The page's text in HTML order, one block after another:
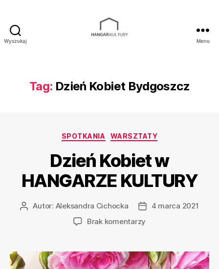
Wyszukaj Menu
Tag: Dzień Kobiet Bydgoszcz
Kategorie
SPOTKANIA WARSZTATY
Dzień Kobiet w
HANGARZE KULTURY
AutorAutor: Aleksandra Cichocka
Data4 marca 2021
Brak komentarzy
w
HANGARZE